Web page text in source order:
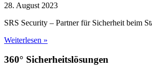
28. August 2023
SRS Security – Partner für Sicherheit beim
Weiterlesen »
360° Sicherheitslösungen